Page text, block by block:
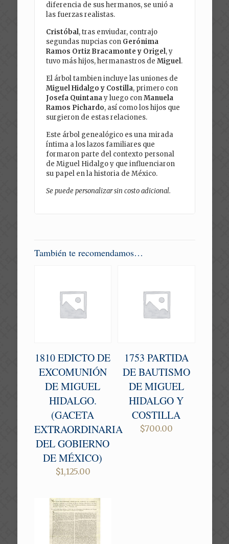
diferencia de sus hermanos, se unió a
las fuerzas realistas.
Cristóbal, tras enviudar, contrajo
segundas nupcias con Gerónima
Ramos Ortiz Bracamonte y Origel, y
tuvo más hijos, hermanastros deMiguel.
El árbol tambien incluye las uniones de
Miguel Hidalgo y Costilla, primero con
Josefa Quintanay luego conManuela
Ramos Pichardo, así como los hijos que
surgieron de estas relaciones.
Este árbol genealógico es una mirada
íntima a los lazos familiares que
formaron parte del contexto personal
de Miguel Hidalgo y que influenciaron
su papel en la historia de México.
Se puede personalizar sin costo adicional.
También te recomendamos…
1810 EDICTO DE
EXCOMUNIÓN
DE MIGUEL
HIDALGO.
(GACETA
EXTRAORDINARIA
DEL GOBIERNO
DE MÉXICO)
$1,125.00
1753 PARTIDA
DE BAUTISMO
DE MIGUEL
HIDALGO Y
COSTILLA
$700.00